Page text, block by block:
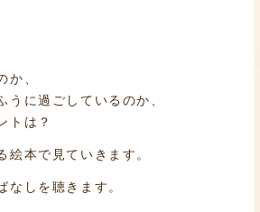
か、
うに過ごしているのか、
トは？
絵本で見ていきます。
なしを聴きます。